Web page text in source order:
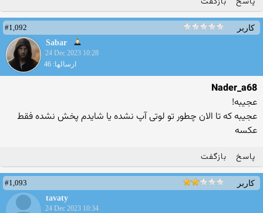
کاربر
#1,092
Sabar
24 Dec 2023 10:28
ارسالها: 46
Nader_a68
عجیبه!
عجیبه که تا الان چطور تو لوتی آپ نشده یا شایدم پخش نشده فقط
عکسه
پاسخ بازگفت
کاربر
#1,093
tavaty
24 Dec 2023 10:34